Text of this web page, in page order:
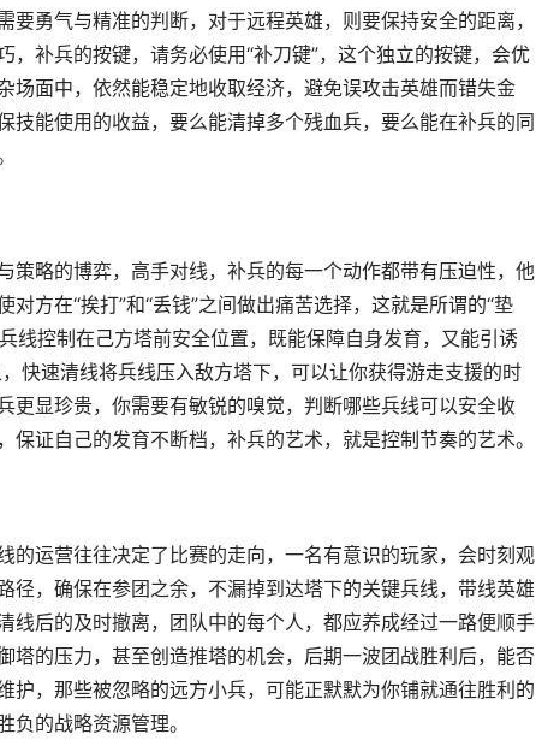
勇气与精准的判断，对于远程英雄，则要保持安全的距离，
补兵的按键，请务必使用“补刀键”，这个独立的按键，会优
场面中，依然能稳定地收取经济，避免误攻击英雄而错失金
技能使用的收益，要么能清掉多个残血兵，要么能在补兵的同
策略的博弈，高手对线，补兵的每一个动作都带有压迫性，他
方在“挨打”和“丢钱”之间做出痛苦选择，这就是所谓的“垫
线控制在己方塔前安全位置，既能保障自身发育，又能引诱
快速清线将兵线压入敌方塔下，可以让你获得游走支援的时
更显珍贵，你需要有敏锐的嗅觉，判断哪些兵线可以安全收
证自己的发育不断档，补兵的艺术，就是控制节奏的艺术。
的运营往往决定了比赛的走向，一名有意识的玩家，会时刻观
径，确保在参团之余，不漏掉到达塔下的关键兵线，带线英雄
线后的及时撤离，团队中的每个人，都应养成经过一路便顺手
塔的压力，甚至创造推塔的机会，后期一波团战胜利后，能否
护，那些被忽略的远方小兵，可能正默默为你铺就通往胜利的
的战略资源管理。